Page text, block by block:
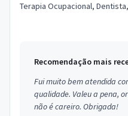
Terapia Ocupacional,
Recomendação mais
Fui muito bem atendida
qualidade. Valeu a pena,
não é careiro. Obrigada!